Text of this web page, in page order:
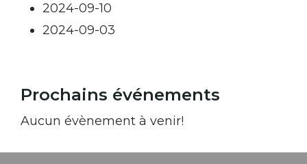
Prochains événements
Aucun évènement à venir!
2024-09-10
2024-09-03